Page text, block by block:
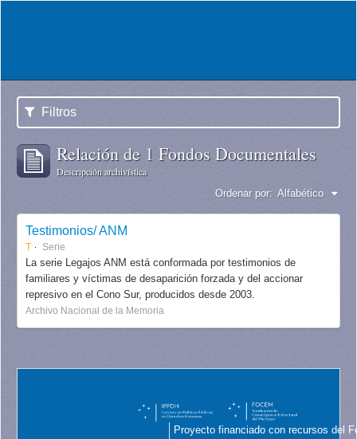
Filtros
Relación de 1 Fondos Documentales
Descripción archivística
Ordenar por: Alfabético
Testimonios/ ANM
T Serie
La serie Legajos ANM está conformada por testimonios de
familiares y víctimas de desaparición forzada y del accionar
represivo en el Cono Sur, producidos desde 2003.
Archivo Nacional de la Memoria
Proyecto financiado con recursos del